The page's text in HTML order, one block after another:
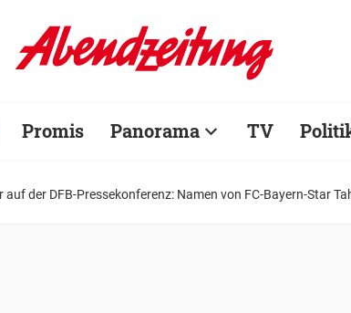
Promis Panorama TV
auf der DFB-Pressekonferenz: Namen von FC-Bayern-Star